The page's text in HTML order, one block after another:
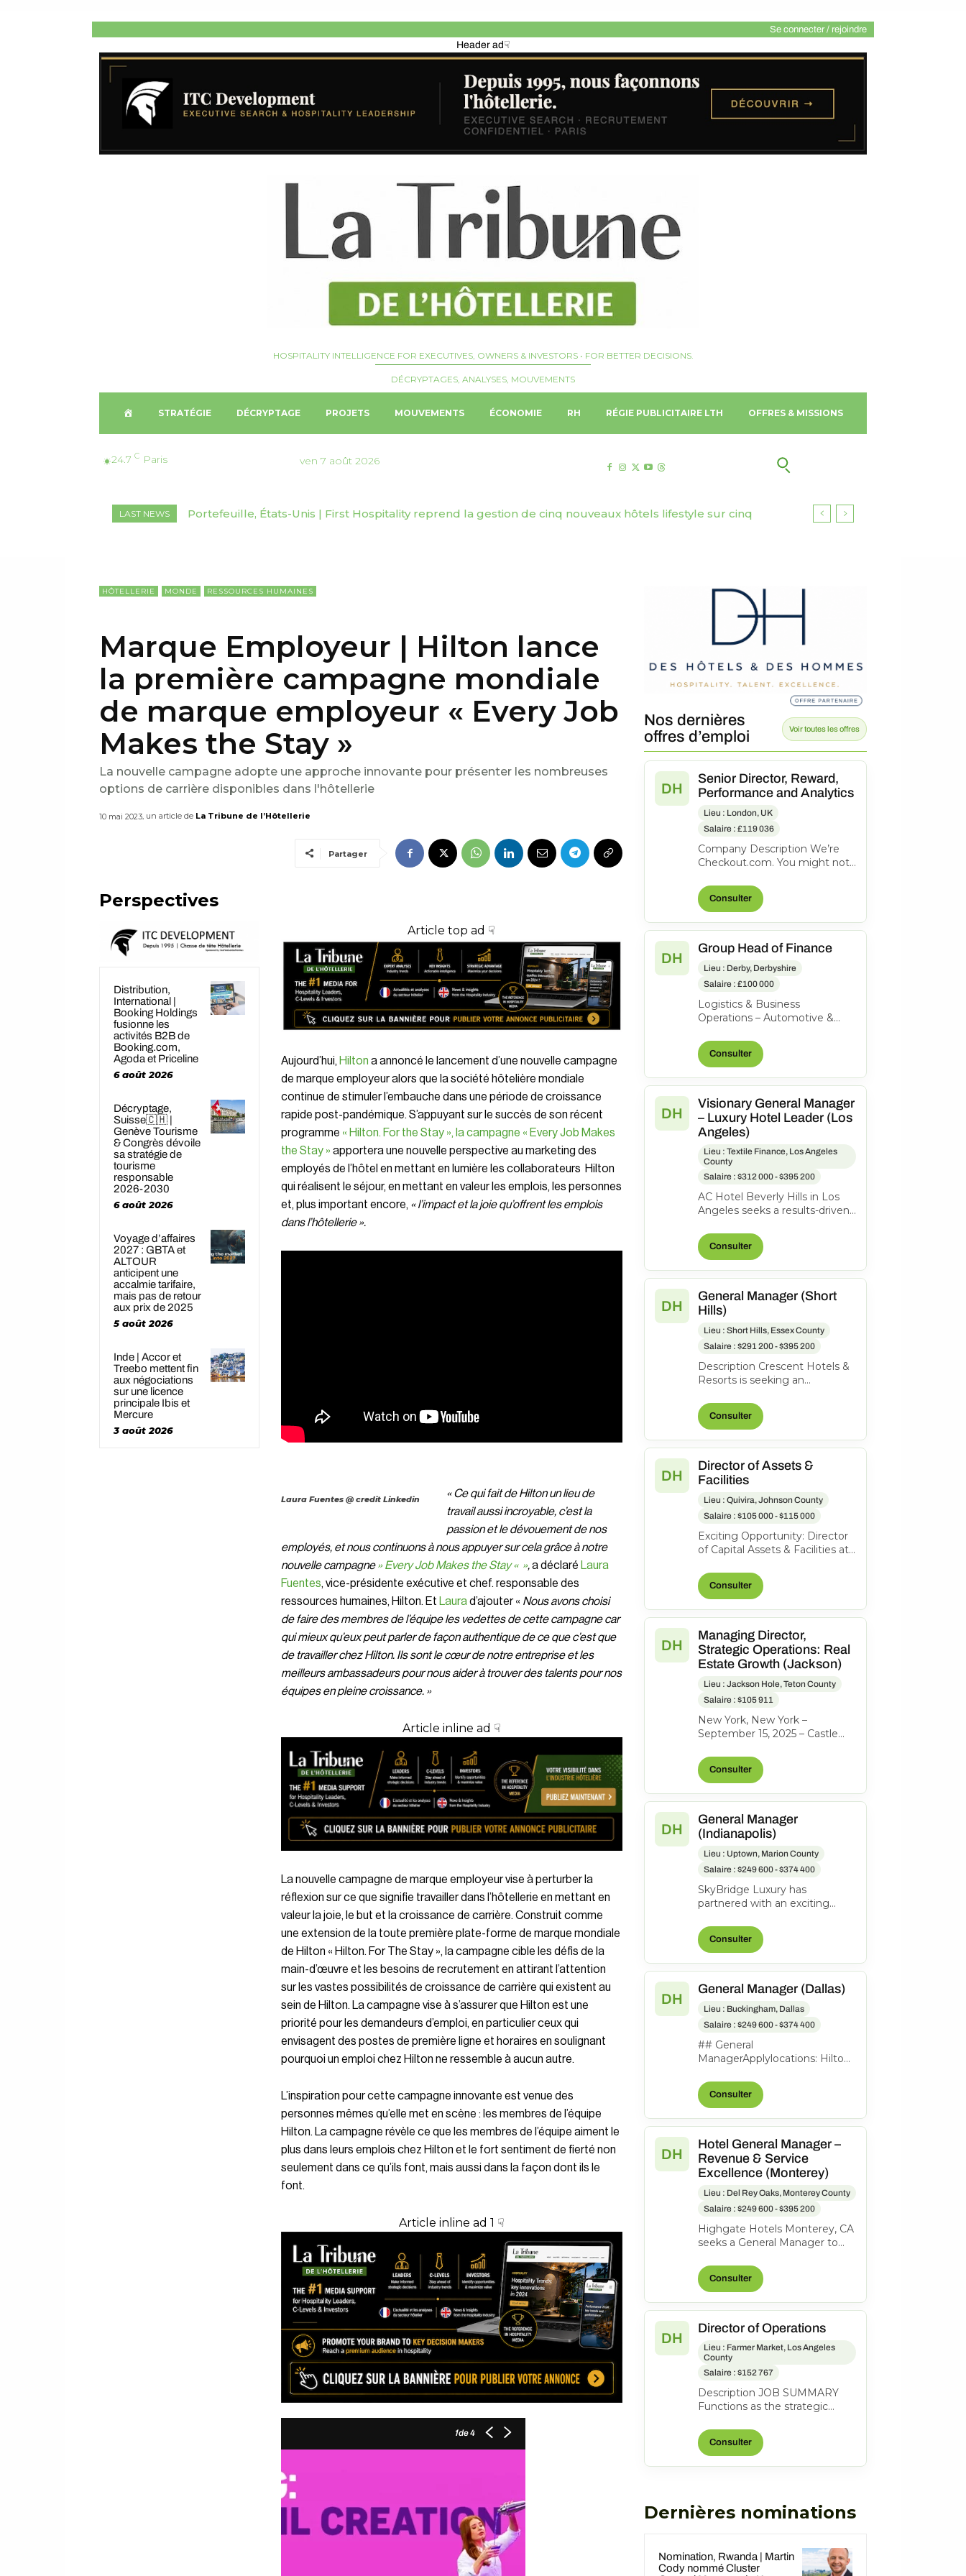
Se connecter / rejoindre
Header ad☟
HOSPITALITY INTELLIGENCE FOR EXECUTIVES, OWNERS & INVESTORS • FOR BETTER DECISIONS.
DÉCRYPTAGES, ANALYSES, MOUVEMENTS
U
I
STRATÉGIE DÉCRYPTAGE PROJETS MOUVEMENTS ÉCONOMIE RH RÉGIE PUBLICITAIRE LTH OFFRES & MISSIONS
24.7 C Paris ven 7 août 2026
LAST NEWS
Décryptage, Suisse🇨🇭 | Genève Tourisme & Congrès dévoile sa stratégie de tourisme responsable
HÔTELLERIE MONDE RESSOURCES HUMAINES
Marque Employeur | Hilton lance
la première campagne mondiale
de marque employeur « Every Job
Makes the Stay »
La nouvelle campagne adopte une approche innovante pour présenter les nombreuses
options de carrière disponibles dans l'hôtellerie
10 mai 2023, un article de La Tribune de l’Hôtellerie
Partager
Perspectives
Distribution,
International |
Booking Holdings
fusionne les
activités B2B de
Booking.com,
Agoda et Priceline
6 août 2026
Décryptage,
Suisse🇨🇭 |
Genève Tourisme
& Congrès dévoile
sa stratégie de
tourisme
responsable
2026-2030
6 août 2026
Voyage d’affaires
2027 : GBTA et
ALTOUR
anticipent une
accalmie tarifaire,
mais pas de retour
aux prix de 2025
5 août 2026
Inde | Accor et
Treebo mettent fin
aux négociations
sur une licence
principale Ibis et
Mercure
3 août 2026
Article top ad ☟
Aujourd’hui, Hilton a annoncé le lancement d’une nouvelle campagne
de marque employeur alors que la société hôtelière mondiale
continue de stimuler l’embauche dans une période de croissance
rapide post-pandémique. S’appuyant sur le succès de son récent
programme « Hilton. For the Stay », la campagne « Every Job Makes
the Stay » apportera une nouvelle perspective au marketing des
employés de l’hôtel en mettant en lumière les collaborateurs Hilton
qui réalisent le séjour, en mettant en valeur les emplois, les personnes
et, plus important encore, « l’impact et la joie qu’offrent les emplois
dans l’hôtellerie ».
Laura Fuentes @ credit Linkedin
« Ce qui fait de Hilton un lieu de
travail aussi incroyable, c’est la
passion et le dévouement de nos
employés, et nous continuons à nous appuyer sur cela grâce à notre
nouvelle campagne» Every Job Makes the Stay « »,a déclaré Laura
Fuentes, vice-présidente exécutive et chef. responsable des
ressources humaines, Hilton. Et Laurad’ajouter « Nous avons choisi
de faire des membres de l’équipe les vedettes de cette campagne car
qui mieux qu’eux peut parler de façon authentique de ce que c’est que
de travailler chez Hilton. Ils sont le cœur de notre entreprise et les
meilleurs ambassadeurs pour nous aider à trouver des talents pour nos
équipes en pleine croissance. »
Article inline ad ☟
La nouvelle campagne de marque employeur vise à perturber la
réflexion sur ce que signifie travailler dans l’hôtellerie en mettant en
valeur la joie, le but et la croissance de carrière. Construit comme
une extension de la toute première plate-forme de marque mondiale
de Hilton « Hilton. For The Stay », la campagne cible les défis de la
main-d’œuvre et les besoins de recrutement en attirant l’attention
sur les vastes possibilités de croissance de carrière qui existent au
sein de Hilton. La campagne vise à s’assurer que Hilton est une
priorité pour les demandeurs d’emploi, en particulier ceux qui
envisagent des postes de première ligne et horaires en soulignant
pourquoi un emploi chez Hilton ne ressemble à aucun autre.
L’inspiration pour cette campagne innovante est venue des
personnes mêmes qu’elle met en scène : les membres de l’équipe
Hilton. La campagne révèle ce que les membres de l’équipe aiment le
plus dans leurs emplois chez Hilton et le fort sentiment de fierté non
seulement dans ce qu’ils font, mais aussi dans la façon dont ils le
font.
Article inline ad 1 ☟
1de 4
Nos dernières
offres d’emploi
Voir toutes les offres
DH
Senior Director, Reward,
Performance and Analytics
Lieu : London, UK
Salaire : £119 036
Company Description We’re
Checkout.com. You might not
companies like eBay, Spotify,
Klarna, Uber,...
Consulter
DH
Group Head of Finance
Lieu : Derby, Derbyshire
Salaire : £100 000
Logistics & Business
Operations – Automotive &
Product | Private Equity-
Backed Our client is a...
Consulter
DH
Visionary General Manager
– Luxury Hotel Leader (Los
Angeles)
Lieu : Textile Finance, Los Angeles
County
Salaire : $312 000 - $395 200
AC Hotel Beverly Hills in Los
Angeles seeks a results-driven
200-room lifestyle hotel and...
Consulter
DH
General Manager (Short
Hills)
Lieu : Short Hills, Essex County
Salaire : $291 200 - $395 200
Description Crescent Hotels &
Resorts is seeking an
to lead the Hilton Short Hills. At
Cr...Consulter
DH
Director of Assets &
Facilities
Lieu : Quivira, Johnson County
Salaire : $105 000 - $115 000
Exciting Opportunity: Director
of Capital Assets & Facilities at
Consulting, Inc. About the
role...Consulter
DH
Managing Director,
Strategic Operations: Real
Estate Growth (Jackson)
Lieu : Jackson Hole, Teton County
Salaire : $105 911
New York, New York –
September 15, 2025 – Castle
or “CPH”), the investment firm
behind...
Consulter
DH
General Manager
(Indianapolis)
Lieu : Uptown, Marion County
Salaire : $249 600 - $374 400
SkyBridge Luxury has
partnered with an exciting
exceptional General Manager
to lead th...
Consulter
DH
General Manager (Dallas)
Lieu : Buckingham, Dallas
Salaire : $249 600 - $374 400
## General
ManagerApplylocations: Hilton
Downtowntime type: Full
timeposted on: Posted
Consulter
DH
Hotel General Manager –
Revenue & Service
Excellence (Monterey)
Lieu : Del Rey Oaks, Monterey County
Salaire : $249 600 - $395 200
Highgate Hotels Monterey, CA
seeks a General Manager to
profitability through revenue
grow...
Consulter
DH
Director of Operations
Lieu : Farmer Market, Los Angeles
County
Salaire : $152 767
Description JOB SUMMARY
Functions as the strategic
property's Hotel Operations.
Areas of respo...
Consulter
Dernières nominations
Nomination, Rwanda | Martin
Cody nommé Cluster